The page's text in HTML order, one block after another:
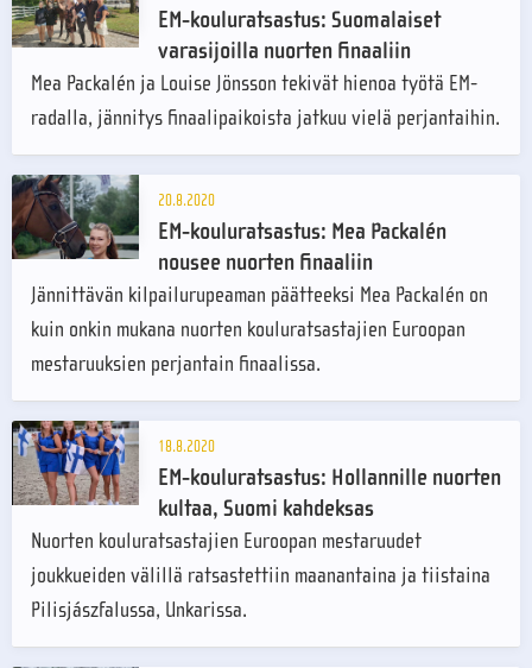
EM-kouluratsastus: Suomalaiset
varasijoilla nuorten finaaliin
Mea Packalén ja Louise Jönsson tekivät hienoa työtä EM-
radalla, jännitys finaalipaikoista jatkuu vielä perjantaihin.
20.8.2020
EM-kouluratsastus: Mea Packalén
nousee nuorten finaaliin
Jännittävän kilpailurupeaman päätteeksi Mea Packalén on
kuin onkin mukana nuorten kouluratsastajien Euroopan
mestaruuksien perjantain finaalissa.
18.8.2020
EM-kouluratsastus: Hollannille nuorten
kultaa, Suomi kahdeksas
Nuorten kouluratsastajien Euroopan mestaruudet
joukkueiden välillä ratsastettiin maanantaina ja tiistaina
Pilisjászfalussa, Unkarissa.